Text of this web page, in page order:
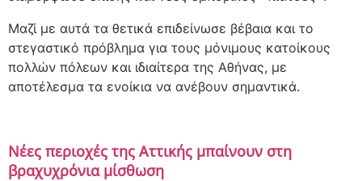
Μαζί με αυτά τα θετικά επιδείνωσε βέβαια και το
στεγαστικό πρόβλημα για τους μόνιμους κατοίκους
πολλών πόλεων και ιδιαίτερα της Αθήνας, με
αποτέλεσμα τα ενοίκια να ανέβουν σημαντικά.
Νέες περιοχές της Αττικής μπαίνουν στη
βραχυχρόνια μίσθωση